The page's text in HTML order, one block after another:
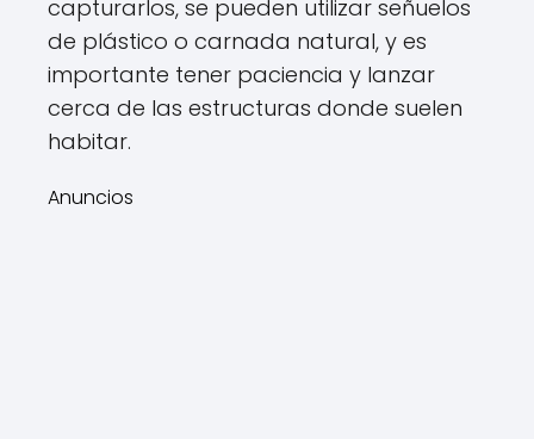
capturarlos, se pueden utilizar señuelos
de plástico o carnada natural, y es
importante tener paciencia y lanzar
cerca de las estructuras donde suelen
habitar.
Anuncios